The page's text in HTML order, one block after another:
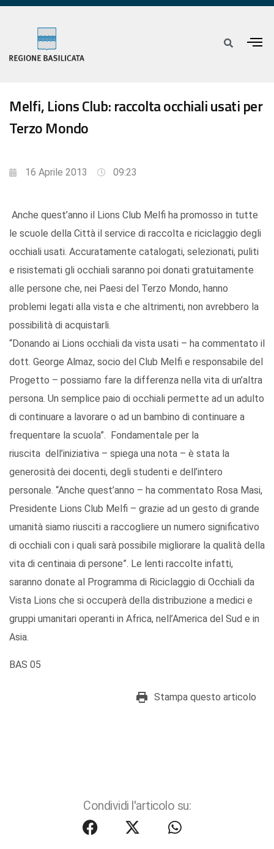
Melfi, Lions Club: raccolta occhiali usati per
Terzo Mondo
16 Aprile 2013 09:23
Anche quest’anno il Lions Club Melfi ha promosso in tutte
le scuole della Città il service di raccolta e riciclaggio degli
occhiali usati. Accuratamente catalogati, selezionati, puliti
e risistemati gli occhiali saranno poi donati gratuitamente
alle persone che, nei Paesi del Terzo Mondo, hanno
problemi legati alla vista e che altrimenti, non avrebbero la
possibilità di acquistarli.
“Donando ai Lions occhiali da vista usati – ha commentato il
dott. George Almaz, socio del Club Melfi e responsabile del
Progetto – possiamo fare la differenza nella vita di un’altra
persona. Un semplice paio di occhiali permette ad un adulto
di continuare a lavorare o ad un bambino di continuare a
frequentare la scuola”. Fondamentale per la
riuscita dell’iniziativa – spiega una nota – è stata la
generosità dei docenti, degli studenti e dell’intero
personale. “Anche quest’anno – ha commentato Rosa Masi,
Presidente Lions Club Melfi – grazie ad un gesto di grande
umanità siamo riusciti a raccogliere un numero significativo
di occhiali con i quali sarà possibile migliorare la qualità della
vita di centinaia di persone”. Le lenti raccolte infatti,
saranno donate al Programma di Riciclaggio di Occhiali da
Vista Lions che si occuperà della distribuzione a medici e
gruppi umanitari operanti in Africa, nell’America del Sud e in
Asia.
BAS 05
Stampa questo articolo
Condividi l'articolo su: